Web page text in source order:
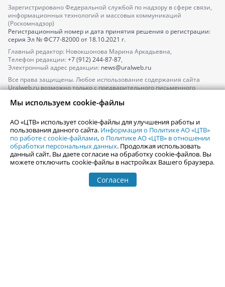
Зарегистрировано Федеральной службой по надзору в сфере связи,
информационных технологий и массовых коммуникаций
(Роскомнадзор)
Регистрационный номер и дата принятия решения о регистрации:
серия Эл № ФС77-82000от 18.10.2021 г.
Главный редактор: Новокшонова Марина Аркадьевна,
Телефон редакции: +7 (912) 244-87-87,
Электронный адрес редакции: news@uralweb.ru
Все права защищены. Любое использование содержания сайта
Uralweb.ru возможно только с предварительного письменного
По вопросам размещения рекламы обращайтесь по тел.
По вопросам размещения информации в разделе «Афиша»
afisha@uralweb.ru
Пользовательское соглашение на использование сайта
Политика АО «ЦТВ» в отношении обработки персональных данных
Мы используем cookie-файлы
АО «ЦТВ» использует cookie-файлы для улучшения работы и
пользования данного сайта. Информация о Политике АО «ЦТВ»
по работе с cookie-файлами,о Политике АО «ЦТВ» в отношении
обработки персональных данных. Продолжая использовать
данный сайт, Вы даете согласие на обработку cookie-файлов. Вы
можете отключить cookie-файлы в настройках Вашего браузера.
Согласен